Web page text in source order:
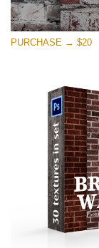
PURCHASE → $20